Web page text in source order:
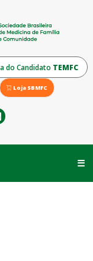
do Candidato TEMFC
Loja SBMFC
☰